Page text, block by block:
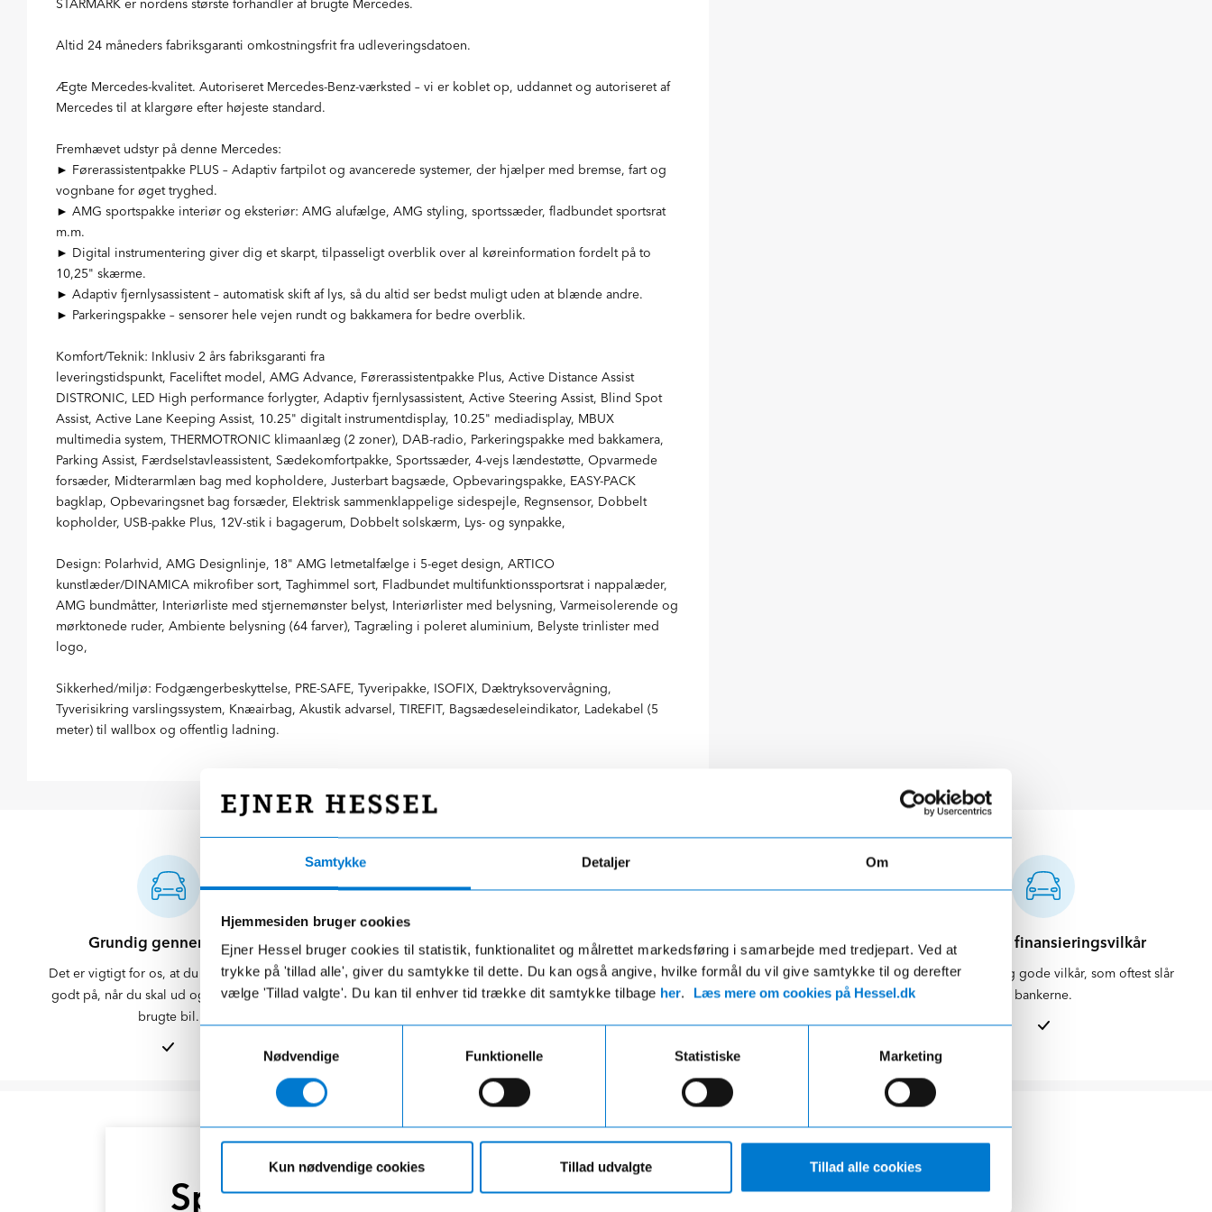
Samtykke Detaljer Om
Hjemmesiden bruger cookies
Ejner Hessel bruger cookies til statistik, funktionalitet og målrettet markedsføring i samarbejde med tredjepart. Ved at
trykke på 'tillad alle', giver du samtykke til dette. Du kan også angive, hvilke formål du vil give samtykke til og derefter
vælge 'Tillad valgte'. Du kan til enhver tid trække dit samtykke tilbage her. Læs mere om cookies på Hessel.dk
Nødvendige
Funktionelle Statistiske Marketing
Kun nødvendige cookies Tillad udvalgte Tillad alle cookies
STARMARK er nordens største forhandler af brugte Mercedes.
Altid 24 måneders fabriksgaranti omkostningsfrit fra udleveringsdatoen.
Ægte Mercedes-kvalitet. Autoriseret Mercedes-Benz-værksted – vi er koblet op, uddannet og autoriseret af
Mercedes til at klargøre efter højeste standard.
Fremhævet udstyr på denne Mercedes:
► Førerassistentpakke PLUS – Adaptiv fartpilot og avancerede systemer, der hjælper med bremse, fart og
vognbane for øget tryghed.
► AMG sportspakke interiør og eksteriør: AMG alufælge, AMG styling, sportssæder, fladbundet sportsrat
m.m.
► Digital instrumentering giver dig et skarpt, tilpasseligt overblik over al køreinformation fordelt på to
10,25" skærme.
► Adaptiv fjernlysassistent – automatisk skift af lys, så du altid ser bedst muligt uden at blænde andre.
► Parkeringspakke – sensorer hele vejen rundt og bakkamera for bedre overblik.
Komfort/Teknik: Inklusiv 2 års fabriksgaranti fra
leveringstidspunkt, Faceliftet model, AMG Advance, Førerassistentpakke Plus, Active Distance Assist
DISTRONIC, LED High performance forlygter, Adaptiv fjernlysassistent, Active Steering Assist, Blind Spot
Assist, Active Lane Keeping Assist, 10.25" digitalt instrumentdisplay, 10.25" mediadisplay, MBUX
multimedia system, THERMOTRONIC klimaanlæg (2 zoner), DAB-radio, Parkeringspakke med bakkamera,
Parking Assist, Færdselstavleassistent, Sædekomfortpakke, Sportssæder, 4-vejs lændestøtte, Opvarmede
forsæder, Midterarmlæn bag med kopholdere, Justerbart bagsæde, Opbevaringspakke, EASY-PACK
bagklap, Opbevaringsnet bag forsæder, Elektrisk sammenklappelige sidespejle, Regnsensor, Dobbelt
kopholder, USB-pakke Plus, 12V-stik i bagagerum, Dobbelt solskærm, Lys- og synpakke,
Design: Polarhvid, AMG Designlinje, 18" AMG letmetalfælge i 5-eget design, ARTICO
kunstlæder/DINAMICA mikrofiber sort, Taghimmel sort, Fladbundet multifunktionssportsrat i nappalæder,
AMG bundmåtter, Interiørliste med stjernemønster belyst, Interiørlister med belysning, Varmeisolerende og
mørktonede ruder, Ambiente belysning (64 farver), Tagræling i poleret aluminium, Belyste trinlister med
logo,
Sikkerhed/miljø: Fodgængerbeskyttelse, PRE-SAFE, Tyveripakke, ISOFIX, Dæktryksovervågning,
Tyverisikring varslingssystem, Knæairbag, Akustik advarsel, TIREFIT, Bagsædeseleindikator, Ladekabel (5
meter) til wallbox og offentlig ladning.
Grundig gennemgang
Det er vigtigt for os, at du føler dig klædt
godt på, når du skal ud og nyde din nye
brugte bil.
Klargøring efter fabriksstandarder
Din bil bliver mekanisk og kosmetisk klargjort.
Du kan sjældent se, at bilen har været brugt.
Alt samlet ét sted
Vi hjælper dig med bil, forsikring og
finansiering – nemt og overskueligt.
Attraktive finansieringsvilkår
Vi kan tilbyde dig gode vilkår, som oftest slår
bankerne.
Spar 5.000 kr.